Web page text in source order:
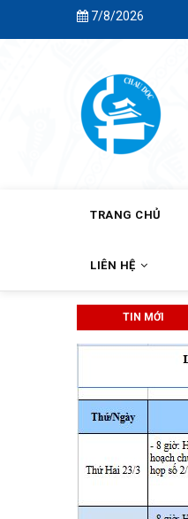
7/8/2026
NAVIGATION
TRANG CHỦ
LIÊN HỆ
TIN MỚI